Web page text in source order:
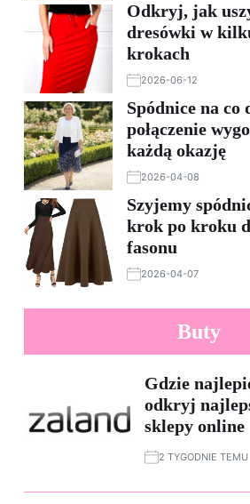
Odkryj, jak
dresówki w
krokach
2026-06-12
Spódnice na co
połączenie
każdą okazję
2026-04-08
Szyjemy
krok po kroku
fasonu
2026-04-07
Buty
Gdzie
odkryj
sklepy online
2 TYGODNIE TEMU